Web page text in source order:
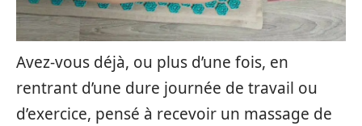
Avez-vous déjà, ou plus d’une fois, en
rentrant d’une dure journée de travail ou
d’exercice, pensé à recevoir un massage de